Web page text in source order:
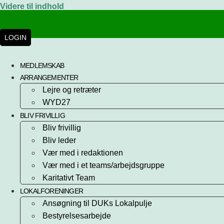
Videre til indhold
LOGIN
MEDLEMSKAB
ARRANGEMENTER
Lejre og retræter
WYD27
BLIV FRIVILLIG
Bliv frivillig
Bliv leder
Vær med i redaktionen
Vær med i et teams/arbejdsgruppe
Karitativt Team
LOKALFORENINGER
Ansøgning til DUKs Lokalpulje
Bestyrelsesarbejde